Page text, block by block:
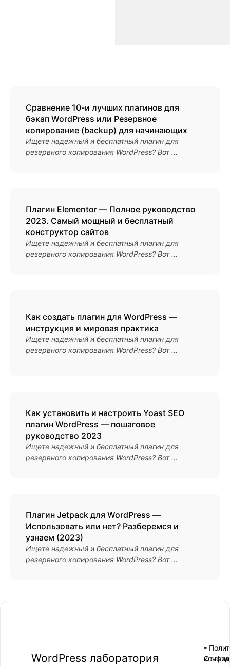
Сравнение 10-и лучших плагинов для
бэкап WordPress или Резервное
копирование (backup) для начинающих
Ищете надежный и бесплатный плагин для
резервного копирования WordPress? Вот ...
Плагин Elementor — Полное руководство
2023. Самый мощный и бесплатный
конструктор сайтов
Ищете надежный и бесплатный плагин для
резервного копирования WordPress? Вот ...
Как создать плагин для WordPress —
инструкция и мировая практика
Ищете надежный и бесплатный плагин для
резервного копирования WordPress? Вот ...
Как установить и настроить Yoast SEO
плагин WordPress — пошаговое
руководство 2023
Ищете надежный и бесплатный плагин для
резервного копирования WordPress? Вот ...
Плагин Jetpack для WordPress —
Использовать или нет? Разберемся и
узнаем (2023)
Ищете надежный и бесплатный плагин для
резервного копирования WordPress? Вот ...
WordPress лаборатория
-
-
Оплата